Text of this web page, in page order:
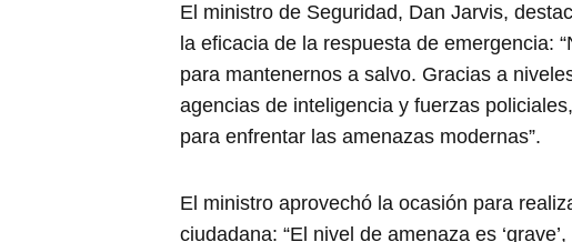
El ministro de Seguridad, Dan Jarvis,
la eficacia de la respuesta de emergencia:
para mantenernos a salvo. Gracias a
agencias de inteligencia y fuerzas
para enfrentar las amenazas modernas”.
El ministro aprovechó la ocasión para
ciudadana: “El nivel de amenaza es